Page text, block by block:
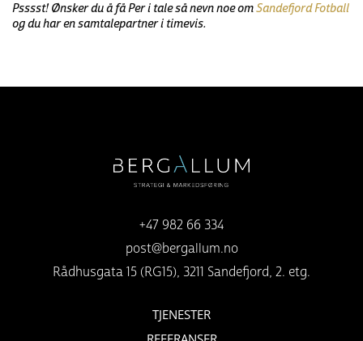
Psssst! Ønsker du å få Per i tale så nevn noe omSandefjord Fotball
og du har en samtalepartner i timevis.
+47 982 66 334
post@bergallum.no
Rådhusgata 15 (RG15), 3211 Sandefjord, 2. etg.
TJENESTER